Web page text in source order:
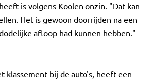
is volgens Koolen onzin. "Dat kan
Het is gewoon doorrijden na een
afloop had kunnen hebben."
klassement bij de auto's, heeft een